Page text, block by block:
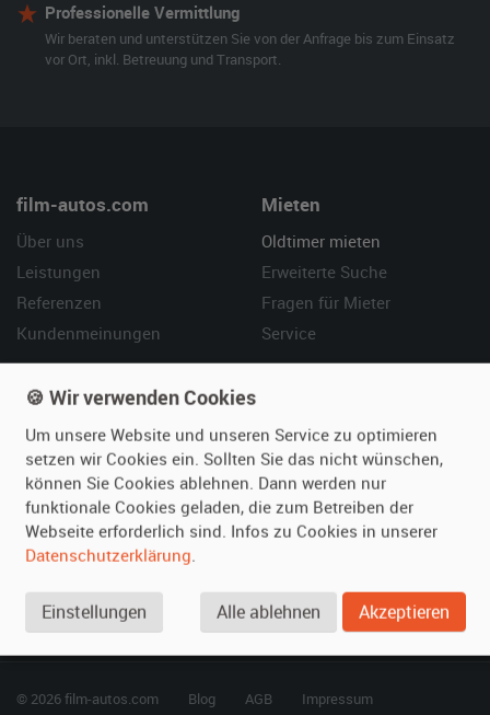
Professionelle Vermittlung
Wir beraten und unterstützen Sie von der Anfrage bis zum Einsatz
vor Ort, inkl. Betreuung und Transport.
film-autos.com
Über uns
Leistungen
Referenzen
Kundenmeinungen
Mieten
Oldtimer mieten
Erweiterte Suche
Fragen für Mieter
Service
Vermieten
Oldtimer anmelden
Fotos senden
Fragen für Vermieter
Inserat verwalten
Häufige Fragen (FAQ)
So funktioniert's
Kontakt
Berühmte Filmautos –
unsere Top 10 ...
© 2026 film-autos.com Blog AGB Impressum
🍪 Wir verwenden Cookies
Um unsere Website und unseren Service zu optimieren
setzen wir Cookies ein. Sollten Sie das nicht wünschen,
können Sie Cookies ablehnen. Dann werden nur
funktionale Cookies geladen, die zum Betreiben der
Webseite erforderlich sind. Infos zu Cookies in unserer
Datenschutzerklärung.
Einstellungen Alle ablehnen Akzeptieren